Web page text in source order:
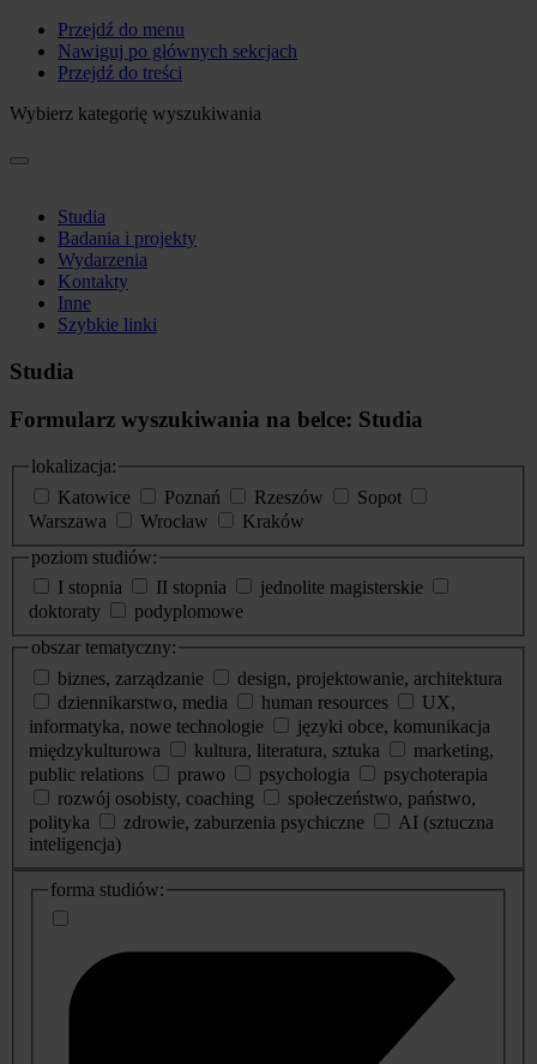
Przejdź do menu
Nawiguj po głównych sekcjach
Przejdź do treści
Wybierz kategorię wyszukiwania
Studia
Badania i projekty
Wydarzenia
Kontakty
Inne
Szybkie linki
Studia
Formularz wyszukiwania na belce: Studia
lokalizacja:
Katowice
Poznań Rzeszów
Sopot
Warszawa
Wrocław
Kraków
poziom studiów:
I stopnia
II stopnia
jednolite magisterskie
doktoraty
podyplomowe
obszar tematyczny:
biznes, zarządzanie
design, projektowanie, architektura
dziennikarstwo, media
human resources
UX,
informatyka, nowe technologie
języki obce, komunikacja
międzykulturowa
kultura, literatura, sztuka
marketing,
public relations
prawo psychologia
psychoterapia
rozwój osobisty, coaching
społeczeństwo, państwo,
polityka
zdrowie, zaburzenia psychiczne
AI (sztuczna
inteligencja)
dodatkowe
informacje
forma studiów: